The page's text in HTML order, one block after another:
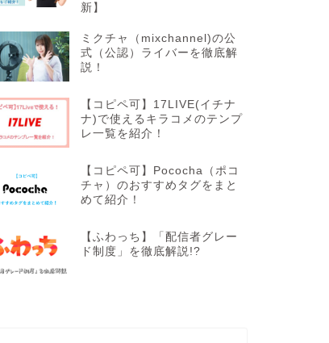
新】
ミクチャ（mixchannel)の公
式（公認）ライバーを徹底解
説！
【コピペ可】17LIVE(イチナ
ナ)で使えるキラコメのテンプ
レ一覧を紹介！
【コピペ可】Pococha（ポコ
チャ）のおすすめタグをまと
めて紹介！
【ふわっち】「配信者グレー
ド制度」を徹底解説!?